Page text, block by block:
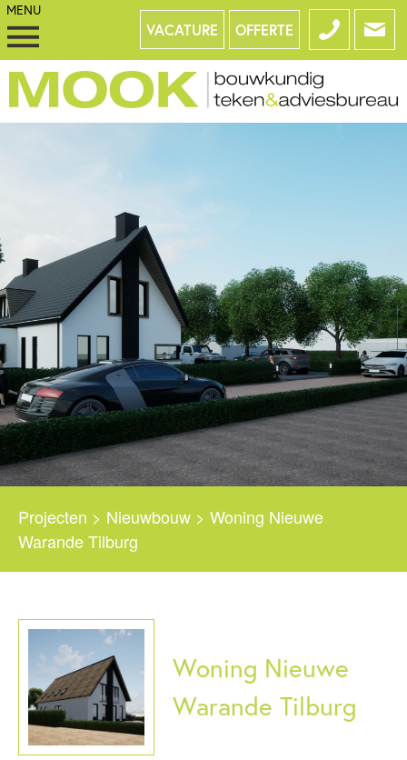
VACATURE OFFERTE
Projecten > Nieuwbouw > Woning Nieuwe
Warande Tilburg
Woning Nieuwe
Warande Tilburg